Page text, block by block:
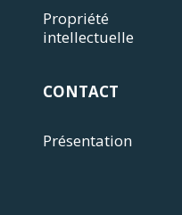
Propriété
intellectuelle
CONTACT
Présentation